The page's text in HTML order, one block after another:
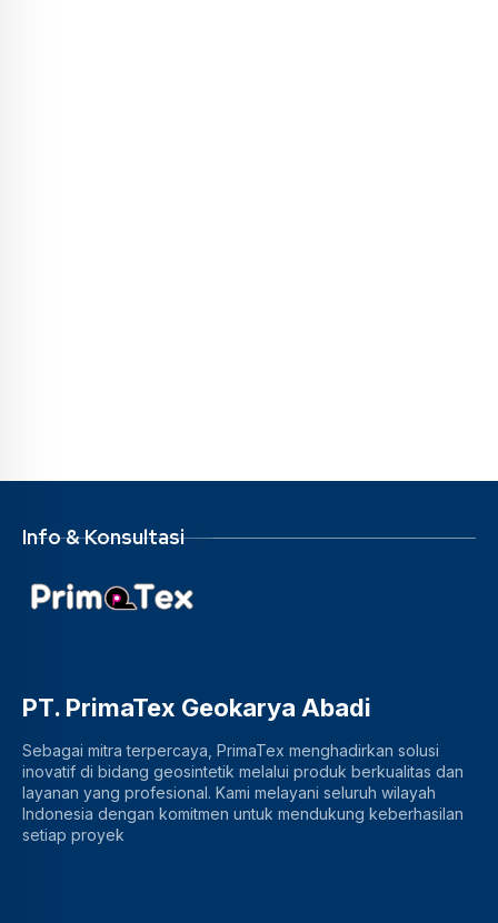
Info & Konsultasi
PT. PrimaTex Geokarya Abadi
Sebagai mitra terpercaya, PrimaTex menghadirkan solusi
inovatif di bidang geosintetik melalui produk berkualitas dan
layanan yang profesional. Kami melayani seluruh wilayah
Indonesia dengan komitmen untuk mendukung keberhasilan
setiap proyek